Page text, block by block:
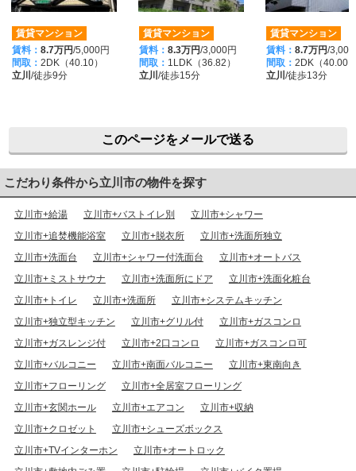
賃貸マンション
賃料： 8.7万円/5,000円
間取： 2DK（40.10）
立川 /徒歩9分
賃貸マンション
賃料： 8.3万円/3,000円
間取： 1LDK（36.82）
立川 /徒歩15分
賃貸マンション
賃料： 8.7万円/3,000
間取： 2DK（40.00
立川 /徒歩13分
このページをメールで送る
こだわり条件から立川市の物件を探す
立川市+給湯 立川市+バストイレ別
立川市+シャワー
立川市+追焚機能浴室
立川市+脱衣所
立川市+洗面所独立
立川市+洗面台
立川市+シャワー付洗面台
立川市+オートバス
立川市+ミストサウナ
立川市+洗面所にドア
立川市+洗面化粧台
立川市+トイレ
立川市+洗面所
立川市+システムキッチン
立川市+独立型キッチン
立川市+グリル付
立川市+ガスコンロ
立川市+ガスレンジ付
立川市+2口コンロ
立川市+ガスコンロ可
立川市+バルコニー
立川市+南面バルコニー
立川市+東南向き
立川市+フローリング
立川市+全居室フローリング
立川市+玄関ホール
立川市+エアコン
立川市+収納
立川市+クロゼット
立川市+シューズボックス
立川市+TVインターホン
立川市+オートロック